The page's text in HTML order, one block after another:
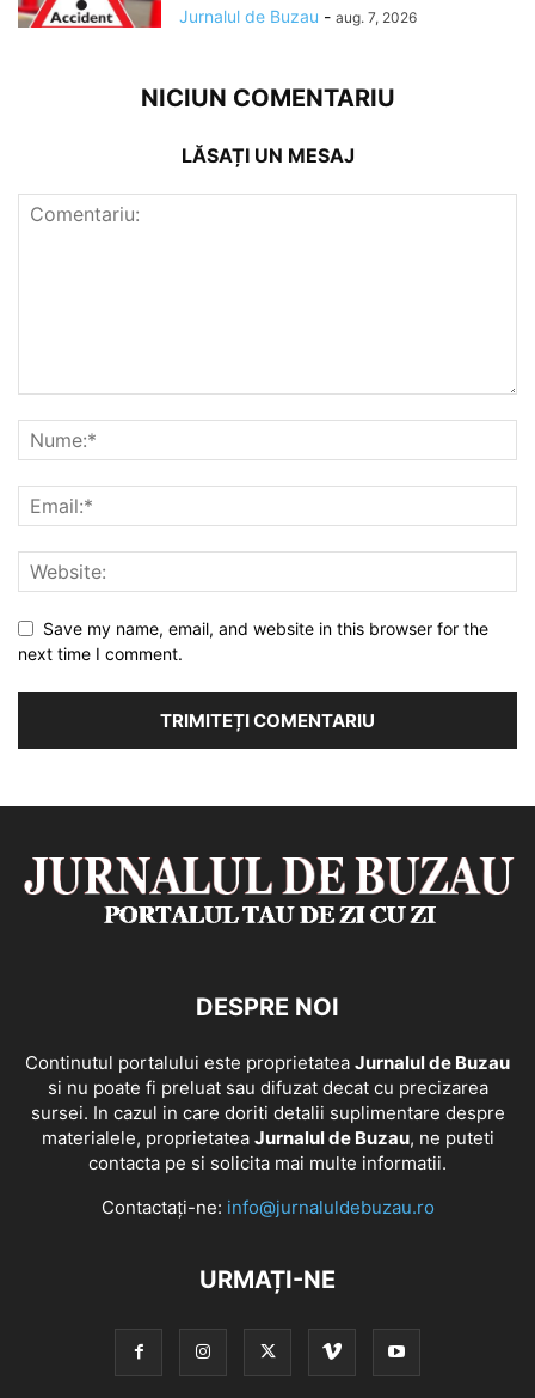
Jurnalul de Buzau - aug. 7, 2026
NICIUN COMENTARIU
LĂSAȚI UN MESAJ
Save my name, email, and website in this browser for the
next time I comment.
DESPRE NOI
Continutul portalului este proprietatea Jurnalul de Buzau
si nu poate fi preluat sau difuzat decat cu precizarea
sursei. In cazul in care doriti detalii suplimentare despre
materialele, proprietatea Jurnalul de Buzau, ne puteti
contacta pe si solicita mai multe informatii.
Contactați-ne: info@jurnaluldebuzau.ro
URMAȚI-NE